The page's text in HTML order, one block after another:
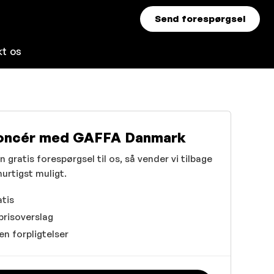
Send forespørgsel
os
med GAFFA Danmark
gratis forespørgsel til os, så vender vi tilbage
muligt.
forpligtelser